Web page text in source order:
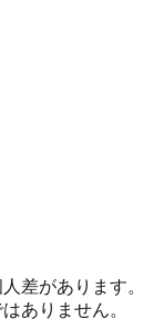
差があります。
ありません。